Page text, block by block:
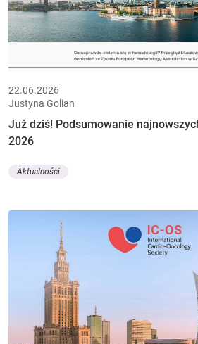
22.06.2026
Justyna Golian
Już dziś! Podsumowanie
2026
Aktualności